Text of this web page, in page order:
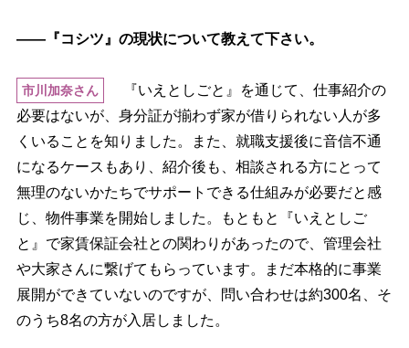
――『コシツ』の現状について教えて下さい。
市川加奈さん
『いえとしごと』を通じて、仕事紹介の
必要はないが、身分証が揃わず家が借りられない人が多
くいることを知りました。また、就職支援後に音信不通
になるケースもあり、紹介後も、相談される方にとって
無理のないかたちでサポートできる仕組みが必要だと感
じ、物件事業を開始しました。もともと『いえとしご
と』で家賃保証会社との関わりがあったので、管理会社
大家さんに繋げてもらっています。まだ本格的に事業
展開ができていないのですが、問い合わせは約300名、そ
のうち8名の方が入居しました。